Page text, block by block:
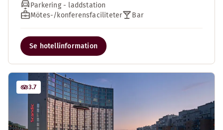
Parkering - laddstation
Mötes-/konferensfaciliteter
Bar
Se hotellinformation
3.7